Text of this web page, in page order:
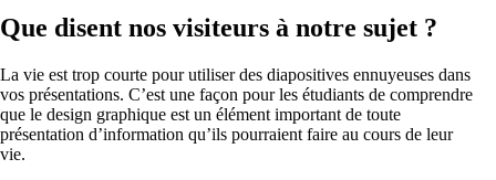
Que disent nos visiteurs à notre sujet ?
La vie est trop courte pour utiliser des diapositives ennuyeuses dans
vos présentations. C’est une façon pour les étudiants de comprendre
que le design graphique est un élément important de toute
présentation d’information qu’ils pourraient faire au cours de leur
vie.